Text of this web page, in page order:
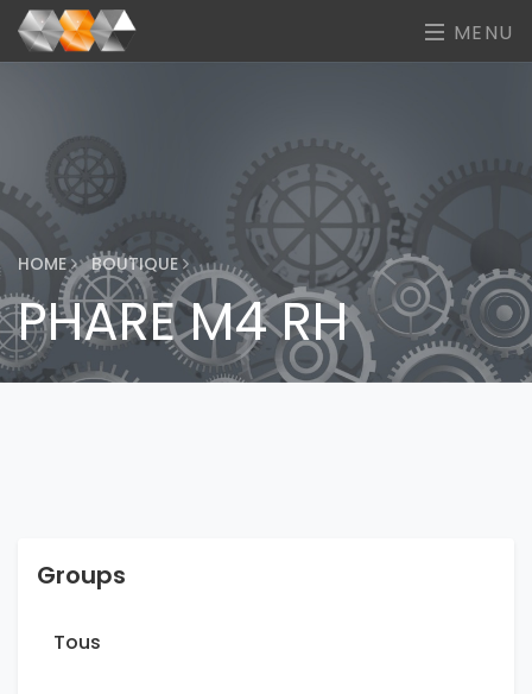
MENU
HOME BOUTIQUE
PHARE M4 RH
Groups
Tous